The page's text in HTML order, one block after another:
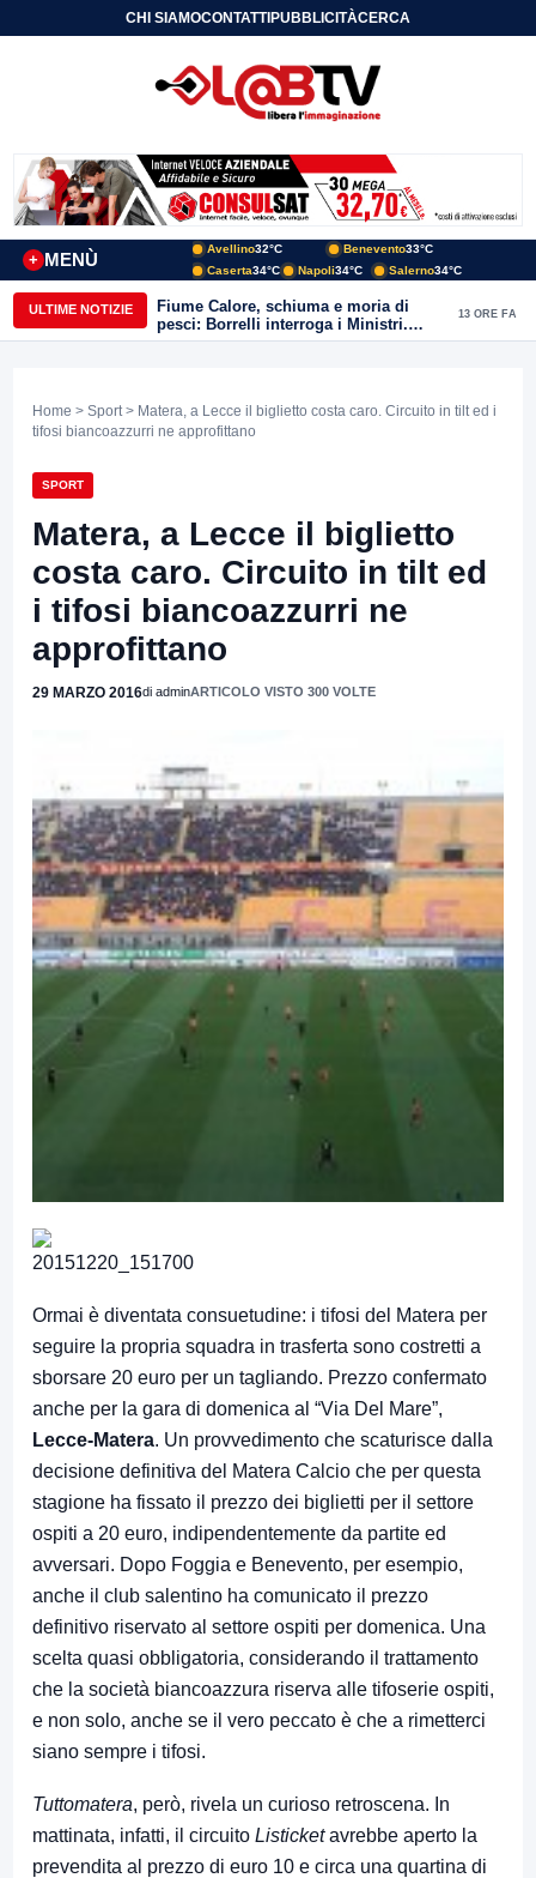
CHI SIAMOCONTATTIPUBBLICITÀCERCA
MENÙ
+
Avellino32°C Benevento33°C
Caserta34°C Napoli34°C Salerno34°C
ULTIME NOTIZIE
Fiume Calore, schiuma e moria di
pesci: Borrelli interroga i Ministri.
“Benevento paga l’assenza del
13 ORE FA
Home > Sport > Matera, a Lecce il biglietto costa caro. Circuito in tilt ed i
tifosi biancoazzurri ne approfittano
SPORT
Matera, a Lecce il biglietto
costa caro. Circuito in tilt ed
i tifosi biancoazzurri ne
approfittano
29 MARZO 2016di adminARTICOLO VISTO 300 VOLTE
Ormai è diventata consuetudine: i tifosi del Matera per
seguire la propria squadra in trasferta sono costretti a
sborsare 20 euro per un tagliando. Prezzo confermato
anche per la gara di domenica al “Via Del Mare”,
Lecce-Matera. Un provvedimento che scaturisce dalla
decisione definitiva del Matera Calcio che per questa
stagione ha fissato il prezzo dei biglietti per il settore
ospiti a 20 euro, indipendentemente da partite ed
avversari. Dopo Foggia e Benevento, per esempio,
anche il club salentino ha comunicato il prezzo
definitivo riservato al settore ospiti per domenica. Una
scelta quasi obbligatoria, considerando il trattamento
che la società biancoazzura riserva alle tifoserie ospiti,
e non solo, anche se il vero peccato è che a rimetterci
siano sempre i tifosi.
Tuttomatera, però, rivela un curioso retroscena. In
mattinata, infatti, il circuito Listicketavrebbe aperto la
prevendita al prezzo di euro 10 e circa una quartina di